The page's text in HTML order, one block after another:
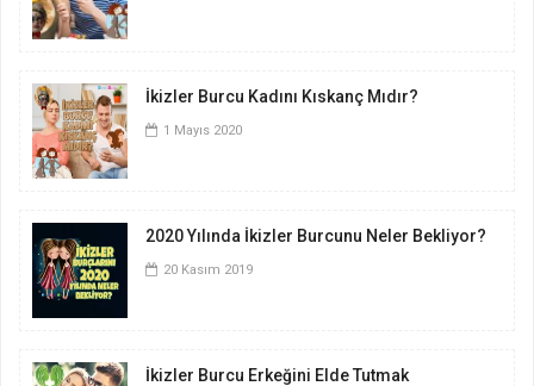
İkizler Burcu Kadını Kıskanç Mıdır?
1 Mayıs 2020
2020 Yılında İkizler Burcunu Neler Bekliyor?
20 Kasım 2019
İkizler Burcu Erkeğini Elde Tutmak